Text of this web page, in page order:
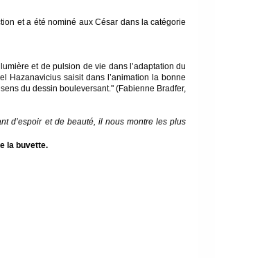
et a été nominé aux César dans la catégorie
et de pulsion de vie dans l’adaptation du
Hazanavicius saisit dans l’animation la bonne
du dessin bouleversant." (Fabienne Bradfer,
d’espoir et de beauté, il nous montre les plus
la buvette.